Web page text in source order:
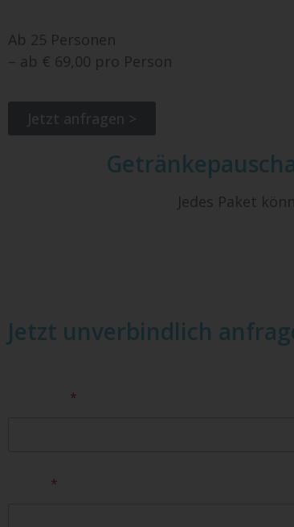
Ab 25 Personen
– ab € 69,00 pro Person
Jetzt anfragen >
Jedes Paket
Jetzt unverbindlich
*
*